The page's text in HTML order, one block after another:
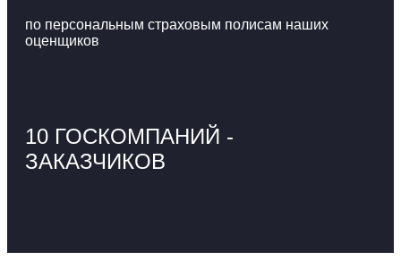
по персональным страховым полисам наших
оценщиков
10 ГОСКОМПАНИЙ -
ЗАКАЗЧИКОВ